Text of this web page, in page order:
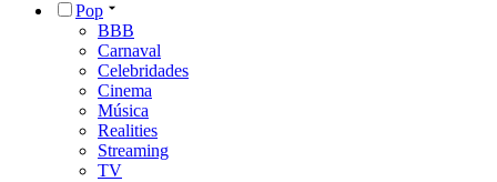
Pop
BBB
Carnaval
Celebridades
Cinema
Música
Realities
Streaming
TV